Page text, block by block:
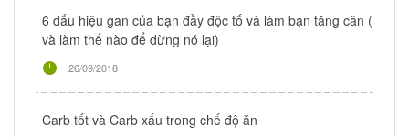
6 dấu hiệu gan của bạn đầy độc tố và làm bạn tăng cân (
và làm thế nào để dừng nó lại)
26/09/2018
Carb tốt và Carb xấu trong chế độ ăn